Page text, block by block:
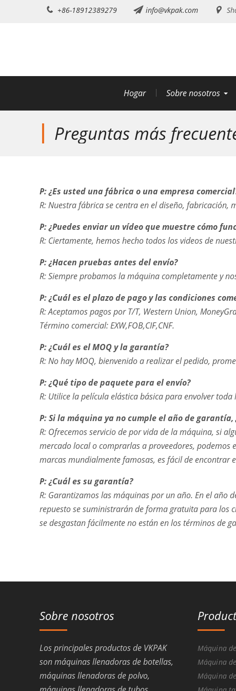
+86-18912389279 info@vkpak.com
Hogar Sobre nosotros
Preguntas más
P: ¿Es usted una fábrica o una empresa
R: Nuestra fábrica se centra en el diseño,
P: ¿Puedes enviar un vídeo que muestre cómo
R: Ciertamente, hemos hecho todos los videos de
P: ¿Hacen pruebas antes del envío?
R: Siempre probamos la máquina completamente y
P: ¿Cuál es el plazo de pago y las condiciones
R: Aceptamos pagos por T/T, Western Union,
Término comercial: EXW,FOB,CIF,CNF.
P: ¿Cuál es el MOQ y la garantía?
R: No hay MOQ, bienvenido a realizar el pedido,
P: ¿Qué tipo de paquete para el envío?
R: Utilice la película elástica básica para envolver
P: Si la máquina ya no cumple el año de
R: Ofrecemos servicio de por vida de la máquina, si
mercado local o comprarlas a proveedores, podemos
marcas mundialmente famosas, es fácil de encontrar
P: ¿Cuál es su garantía?
R: Garantizamos las máquinas por un año. En el año
repuesto se suministrarán de forma gratuita para los
se desgastan fácilmente no están en los términos de
Sobre nosotros
Los principales productos de VKPAK
son máquinas llenadoras de botellas,
máquinas llenadoras de polvo,
Máquina
Máquina
Máquina